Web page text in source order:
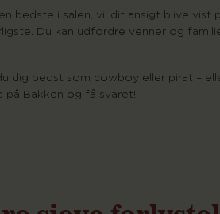
bedste i salen, vil dit ansigt blive
Du kan udfordre venner og
dig bedst som cowboy eller pirat –
på Bakken og få svaret!